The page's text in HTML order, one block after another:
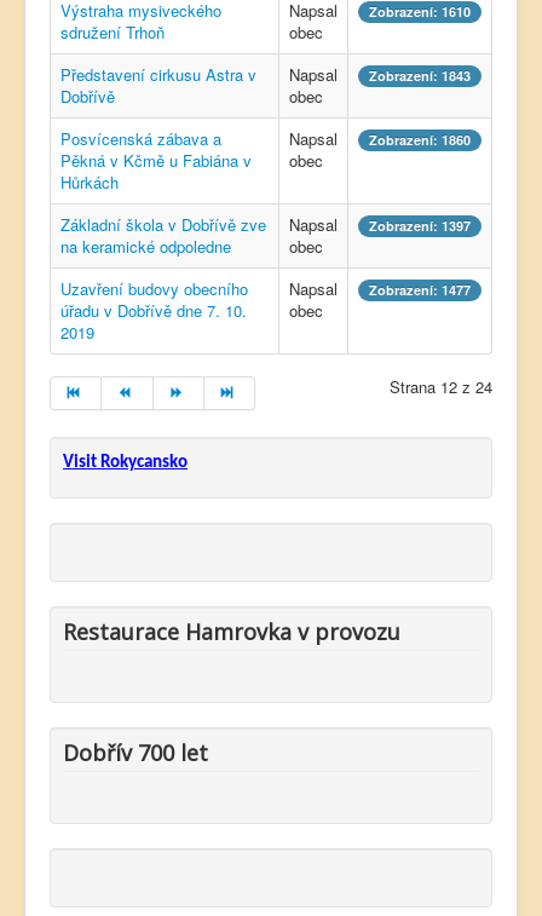
Výstraha mysiveckého
sdružení Trhoň
Napsal
obec
Zobrazení: 1610
Představení cirkusu Astra v
Dobřívě
Napsal
obec
Zobrazení: 1843
Posvícenská zábava a
Pěkná v Kčmě u Fabiána v
Hůrkách
Napsal
obec
Zobrazení: 1860
Základní škola v Dobřívě zve
na keramické odpoledne
Napsal
obec
Zobrazení: 1397
Uzavření budovy obecního
úřadu v Dobřívě dne 7. 10.
2019
Napsal
obec
Zobrazení: 1477
Strana 12 z 24
Visit Rokycansko
Restaurace Hamrovka v provozu
Dobřív 700 let